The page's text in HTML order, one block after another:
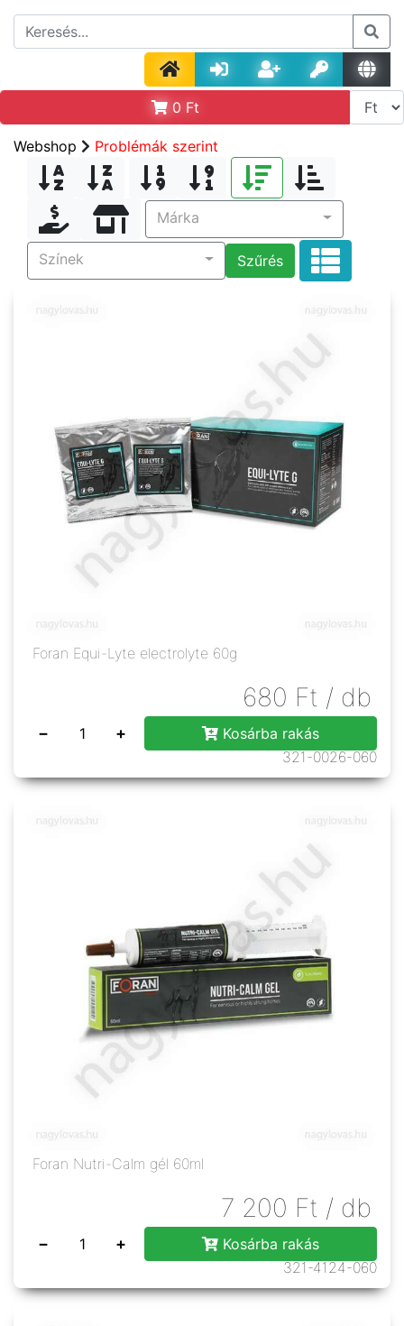
0 Ft
Webshop Problémák szerint
Márka
Színek Szűrés
Foran Equi-Lyte electrolyte 60g
680 Ft / db
− +
Kosárba rakás
321-0026-060
Foran Nutri-Calm gél 60ml
7 200 Ft / db
− +
Kosárba rakás
321-4124-060